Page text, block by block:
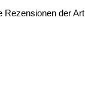
Rezensionen der